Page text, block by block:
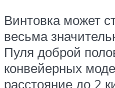
Винтовка может
весьма
Пуля доброй
конвейерных
расстояние до 2